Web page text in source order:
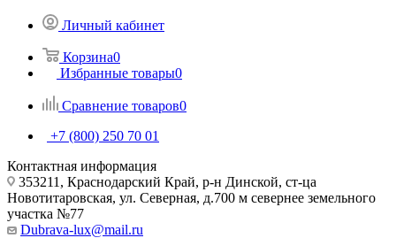
Личный кабинет
Корзина0
Избранные товары0
Сравнение товаров0
+7 (800) 250 70 01
Контактная информация
353211, Краснодарский Край, р-н Динской, ст-ца
Новотитаровская, ул. Северная, д.700 м севернее земельного
участка №77
Dubrava-lux@mail.ru